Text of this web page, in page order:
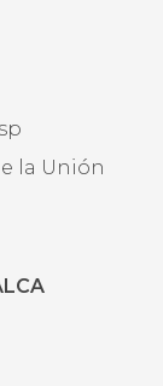
la Unión